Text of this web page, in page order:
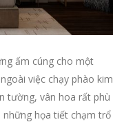
ấm cúng cho một
việc chạy phào kim
tường, vân hoa rất phù
họa tiết chạm trổ